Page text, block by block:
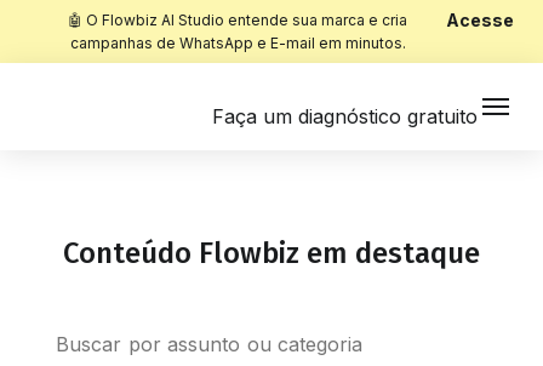
🤖 O Flowbiz AI Studio entende sua marca e cria
campanhas de WhatsApp e E-mail em minutos.
Acesse
Faça um diagnóstico gratuito
Conteúdo Flowbiz em destaque